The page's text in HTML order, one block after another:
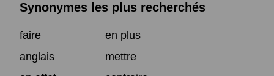
Synonymes les plus recherchés
faire
en plus
anglais
mettre